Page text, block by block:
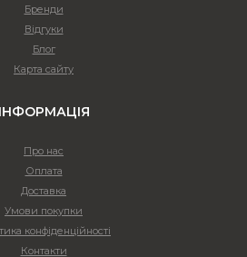
буде вітрина виконувати лише
чи й слугувати місцем для
підібрати найкраще рішення під
затишку, стилю та якісного життя.
ВІТРИНУ У FRISCO?
Бренди
Відгуки
Блог
Карта сайту
ІНФОРМАЦІЯ
Про нас
Оплата
Доставка
Умови покупки
конфіденційності
Контакти